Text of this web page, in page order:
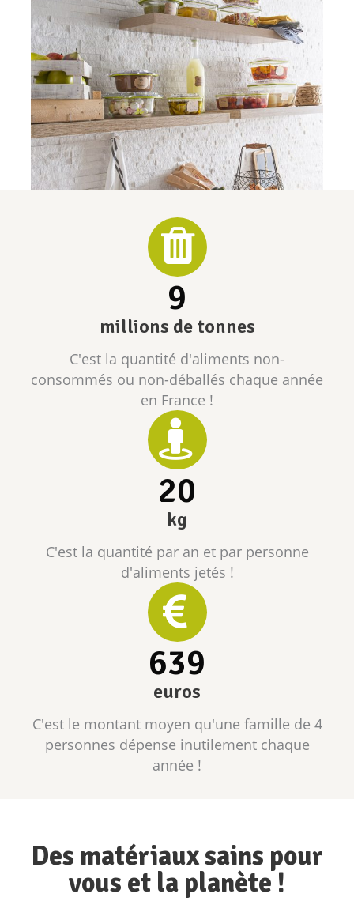
9
millions de tonnes
C'est la quantité d'aliments non-
consommés ou non-déballés chaque année
en France !
20
kg
C'est la quantité par an et par personne
d'aliments jetés !
639
euros
C'est le montant moyen qu'une famille de 4
personnes dépense inutilement chaque
année !
Des matériaux sains pour
vous et la planète !